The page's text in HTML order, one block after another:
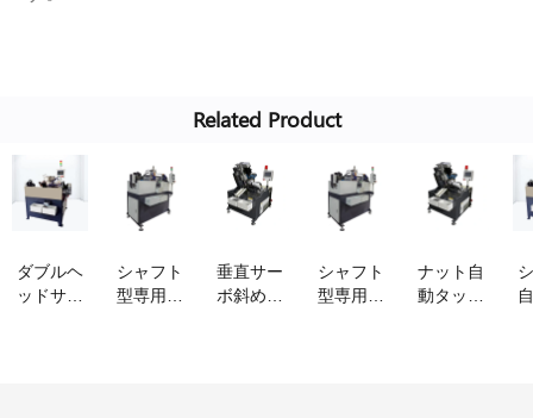
Related Product
ダブルヘ
ッドサー
シャフト
型専用両
垂直サー
ボ斜め自
シャフト
型専用両
ナット自
動タッピ